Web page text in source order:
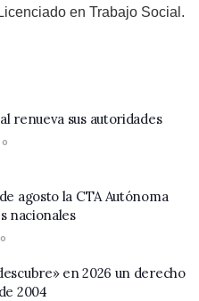
en Trabajo Social.
renueva sus autoridades
0
agosto la CTA Autónoma
nacionales
0
en 2026 un derecho
2004